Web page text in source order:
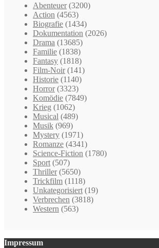
Abenteuer (3200)
Action (4563)
Biografie (1434)
Dokumentation (2026)
Drama (13685)
Familie (1838)
Fantasy (1818)
Film-Noir (141)
Historie (1140)
Horror (3323)
Komödie (7849)
Krieg (1062)
Musical (489)
Musik (969)
Mystery (1971)
Romanze (4341)
Science-Fiction (1780)
Sport (507)
Thriller (5650)
Trickfilm (1118)
Unkategorisiert (19)
Verbrechen (3818)
Western (563)
Impressum